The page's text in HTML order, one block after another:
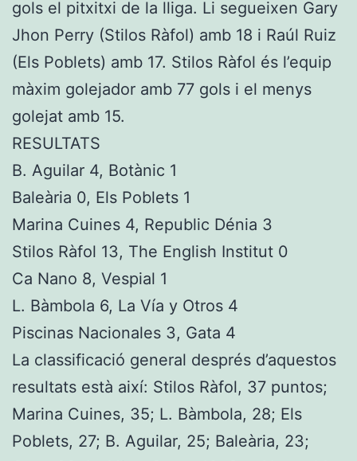
gols el pitxitxi de la lliga. Li segueixen Gary
Jhon Perry (Stilos Ràfol) amb 18 i Raúl Ruiz
(Els Poblets) amb 17. Stilos Ràfol és l’equip
màxim golejador amb 77 gols i el menys
golejat amb 15.
RESULTATS
B. Aguilar 4, Botànic 1
Baleària 0, Els Poblets 1
Marina Cuines 4, Republic Dénia 3
Stilos Ràfol 13, The English Institut 0
Ca Nano 8, Vespial 1
L. Bàmbola 6, La Vía y Otros 4
Piscinas Nacionales 3, Gata 4
La classificació general després d’aquestos
resultats està així: Stilos Ràfol, 37 puntos;
Marina Cuines, 35; L. Bàmbola, 28; Els
Poblets, 27; B. Aguilar, 25; Baleària, 23;